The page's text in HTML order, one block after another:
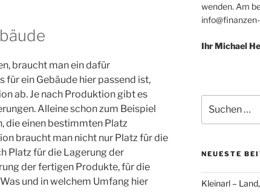
braucht man ein dafür
für ein Gebäude hier passend ist,
ab. Je nach Produktion gibt es
Alleine schon zum Beispiel
die einen bestimmten Platz
braucht man nicht nur Platz für die
Platz für die Lagerung der
der fertigen Produkte, für die
und in welchem Umfang hier
wenden. Am
Ihr Michael
nach:
NEUESTE
Kleinarl –